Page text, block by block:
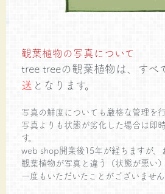
観葉植物の写真について
tree treeの観葉植物は、すべ
送 となります。
写真の鮮度についても厳格な管理を
写真よりも状態が劣化した場合は即
す。
web shop開業後15年が経ちますが、
観葉植物が写真と違う（状態が悪い
一度もいただいたことがございません